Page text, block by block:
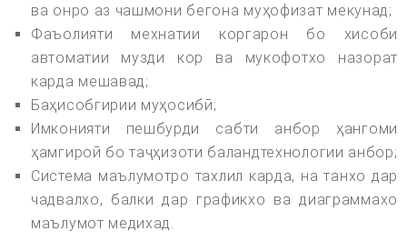
ва онро аз чашмони бегона муҳофизат мекунад;
Фаъолияти мехнатии коргарон бо хисоби
автоматии музди кор ва мукофотхо назорат
карда мешавад;
Баҳисобгирии муҳосибӣ;
Имконияти пешбурди сабти анбор ҳангоми
ҳамгироӣ бо таҷҳизоти баландтехнологии анбор;
Система маълумотро тахлил карда, на танхо дар
чадвалхо, балки дар графикхо ва диаграммахо
маълумот медихад.